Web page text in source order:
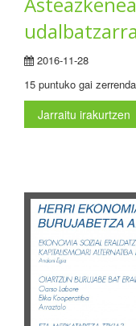
udalbatzarra
2016-11-28
15 puntuko gai
Jarraitu irakurtzen